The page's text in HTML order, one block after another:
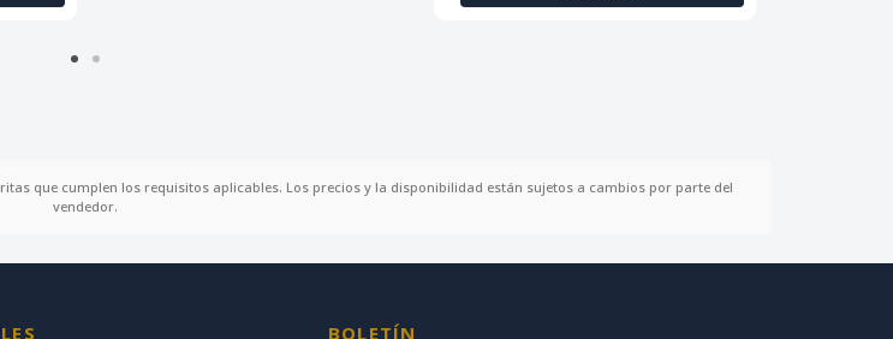
que cumplen los requisitos aplicables. Los precios y la disponibilidad están sujetos a cambios por parte del
vendedor.
BOLETÍN